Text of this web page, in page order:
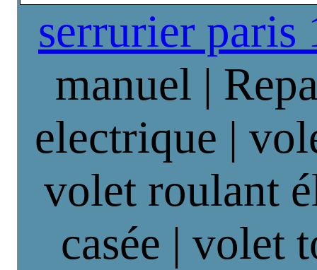
serrurier paris
manuel |
electrique |
volet roulant
casée | volet